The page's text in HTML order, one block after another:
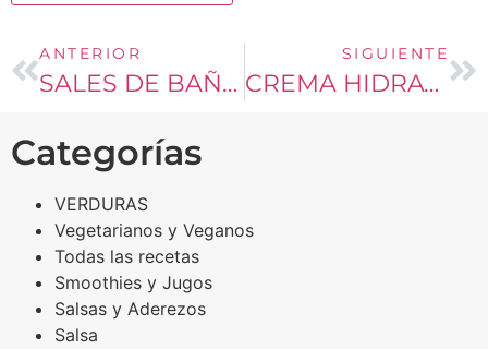
ANTERIOR
SALES DE BAÑO AROMÁTICAS DE PÉTALOS DE ROSA
SIGUIENTE
CREMA HIDRATANTE DE AGUACATES Y ALMENDRAS
Categorías
VERDURAS
Vegetarianos y Veganos
Todas las recetas
Smoothies y Jugos
Salsas y Aderezos
Salsa